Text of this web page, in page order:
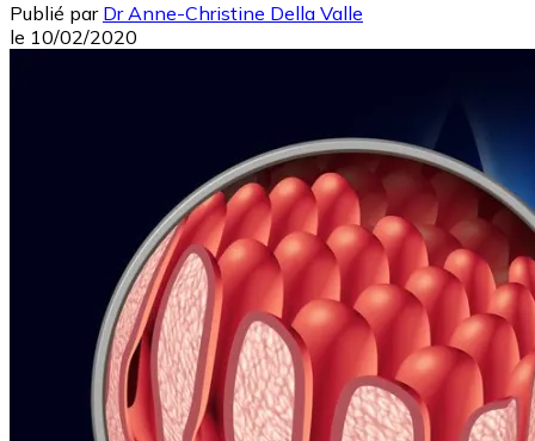
Publié par Dr Anne-Christine Della Valle
le 10/02/2020